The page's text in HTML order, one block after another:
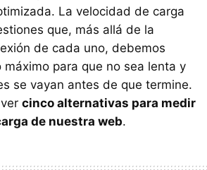
La velocidad de carga
que, más allá de la
de cada uno, debemos
para que no sea lenta y
se vayan antes de que termine.
cinco alternativas para medir
de nuestra web.